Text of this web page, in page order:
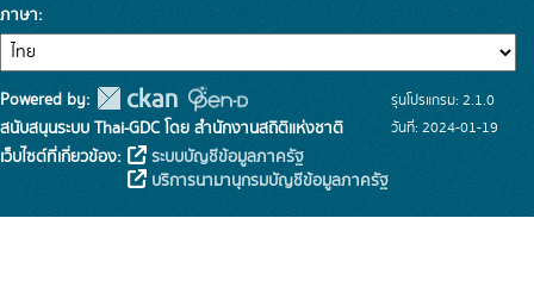
ภาษา
Powered by:
สนับสนุนระบบ Thai-GDC โดย สำนักงานสถิติแห่งชาติ
เว็บไซต์ที่เกี่ยวข้อง:
ระบบบัญชีข้อมูลภาครัฐ
บริการนามานุกรมบัญชีข้อมูลภาครัฐ
รุ่นโปรแกรม: 2.1.0
วันที่: 2024-01-19